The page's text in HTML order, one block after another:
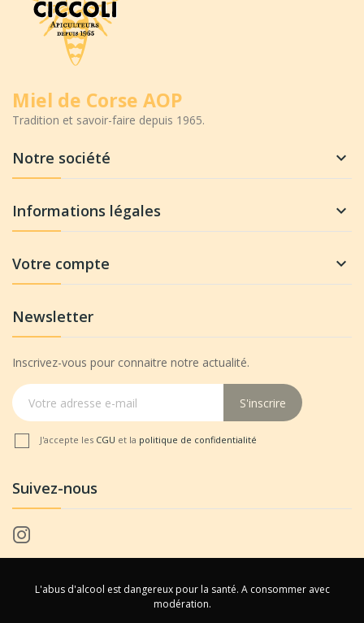
Miel de Corse AOP
Tradition et savoir-faire depuis 1965.
Notre société 
Informations légales 
Votre compte 
Newsletter
Inscrivez-vous pour connaitre notre actualité.
S'inscrire
J'accepte les CGU et la politique de confidentialité
Suivez-nous
L'abus d'alcool est dangereux pour la santé. A consommer avec
modération.